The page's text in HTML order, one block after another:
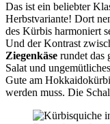
Das ist ein beliebter
Herbstvariante! Dort
des Kürbis harmoniert
Und der Kontrast
Ziegenkäse rundet das
Salat und
Gute am
werden muss. Die